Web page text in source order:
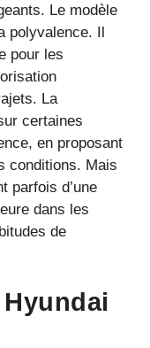
Le modèle
polyvalence. Il
pour les
La
certaines
en proposant
conditions. Mais
parfois d’une
dans les
de